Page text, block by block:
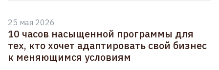
25 мая 2026
10 часов насыщенной программы для
тех, кто хочет адаптировать свой бизнес
к меняющимся условиям